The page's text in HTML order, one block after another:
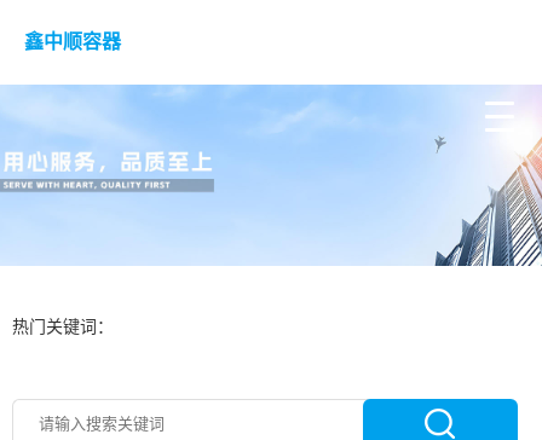
鑫中顺容器
热门关键词：